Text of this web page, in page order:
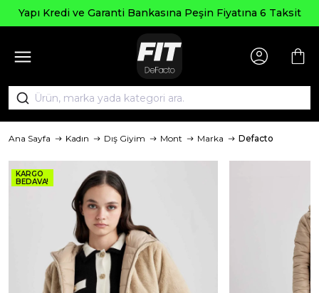
Garanti Bankasına Peşin Fiyatına 6 Taksit
Ana Sayfa Kadın Dış Giyim Mont Marka Defacto
KARGO
BEDAVA!